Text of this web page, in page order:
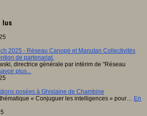
lus
2025 - Réseau Canopé et Manutan Collectivités
de partenariat.
directrice générale par intérim de "Réseau
plus...
posées à Ghislaine de Chambine
« Conjuguer les intelligences » pour… En